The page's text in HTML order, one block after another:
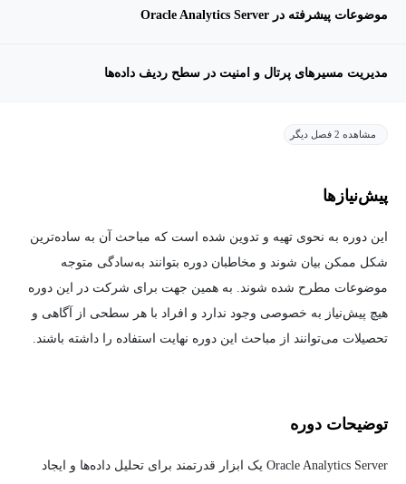
موضوعات پیشرفته در Oracle Analytics Server
مدیریت مسیرهای پرتال و امنیت در سطح ردیف داده‌ها
مشاهده 2 فصل دیگر
پیش‌نیاز‌ها
این دوره به نحوی تهیه و تدوین شده است که مباحث آن به ساده‌ترین
شکل ممکن بیان شوند و مخاطبان دوره بتوانند به‌سادگی متوجه
موضوعات مطرح شده شوند. به همین جهت برای شرکت در این دوره
هیچ پیش‌نیاز به خصوصی وجود ندارد و افراد با هر سطحی از آگاهی و
تحصیلات می‌توانند از مباحث این دوره نهایت استفاده را داشته باشند.
توضیحات دوره
Oracle Analytics Server یک ابزار قدرتمند برای تحلیل داده‌ها و ایجاد